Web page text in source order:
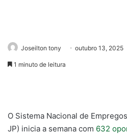
Joseilton tony outubro 13, 2025
1 minuto de leitura
O Sistema Nacional de
JP) inicia a semana com 632